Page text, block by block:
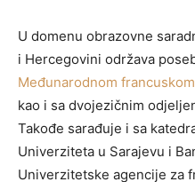
U domenu obrazovne
i Hercegovini održava
Međunarodnom
kao i sa dvojezičnim
Takođe sarađuje i sa
Univerziteta u Sarajevu i
Univerzitetske agencije za